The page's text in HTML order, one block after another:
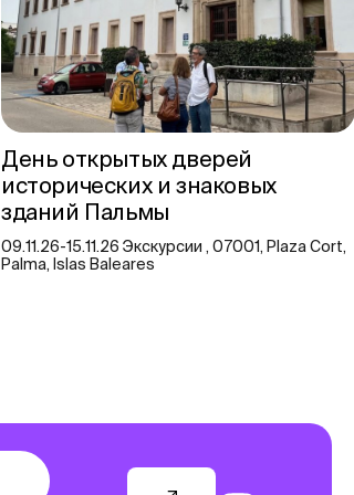
День открытых дверей
исторических и знаковых
зданий Пальмы
09.11.26-15.11.26 Экскурсии , 07001, Plaza Cort,
Palma, Islas Baleares